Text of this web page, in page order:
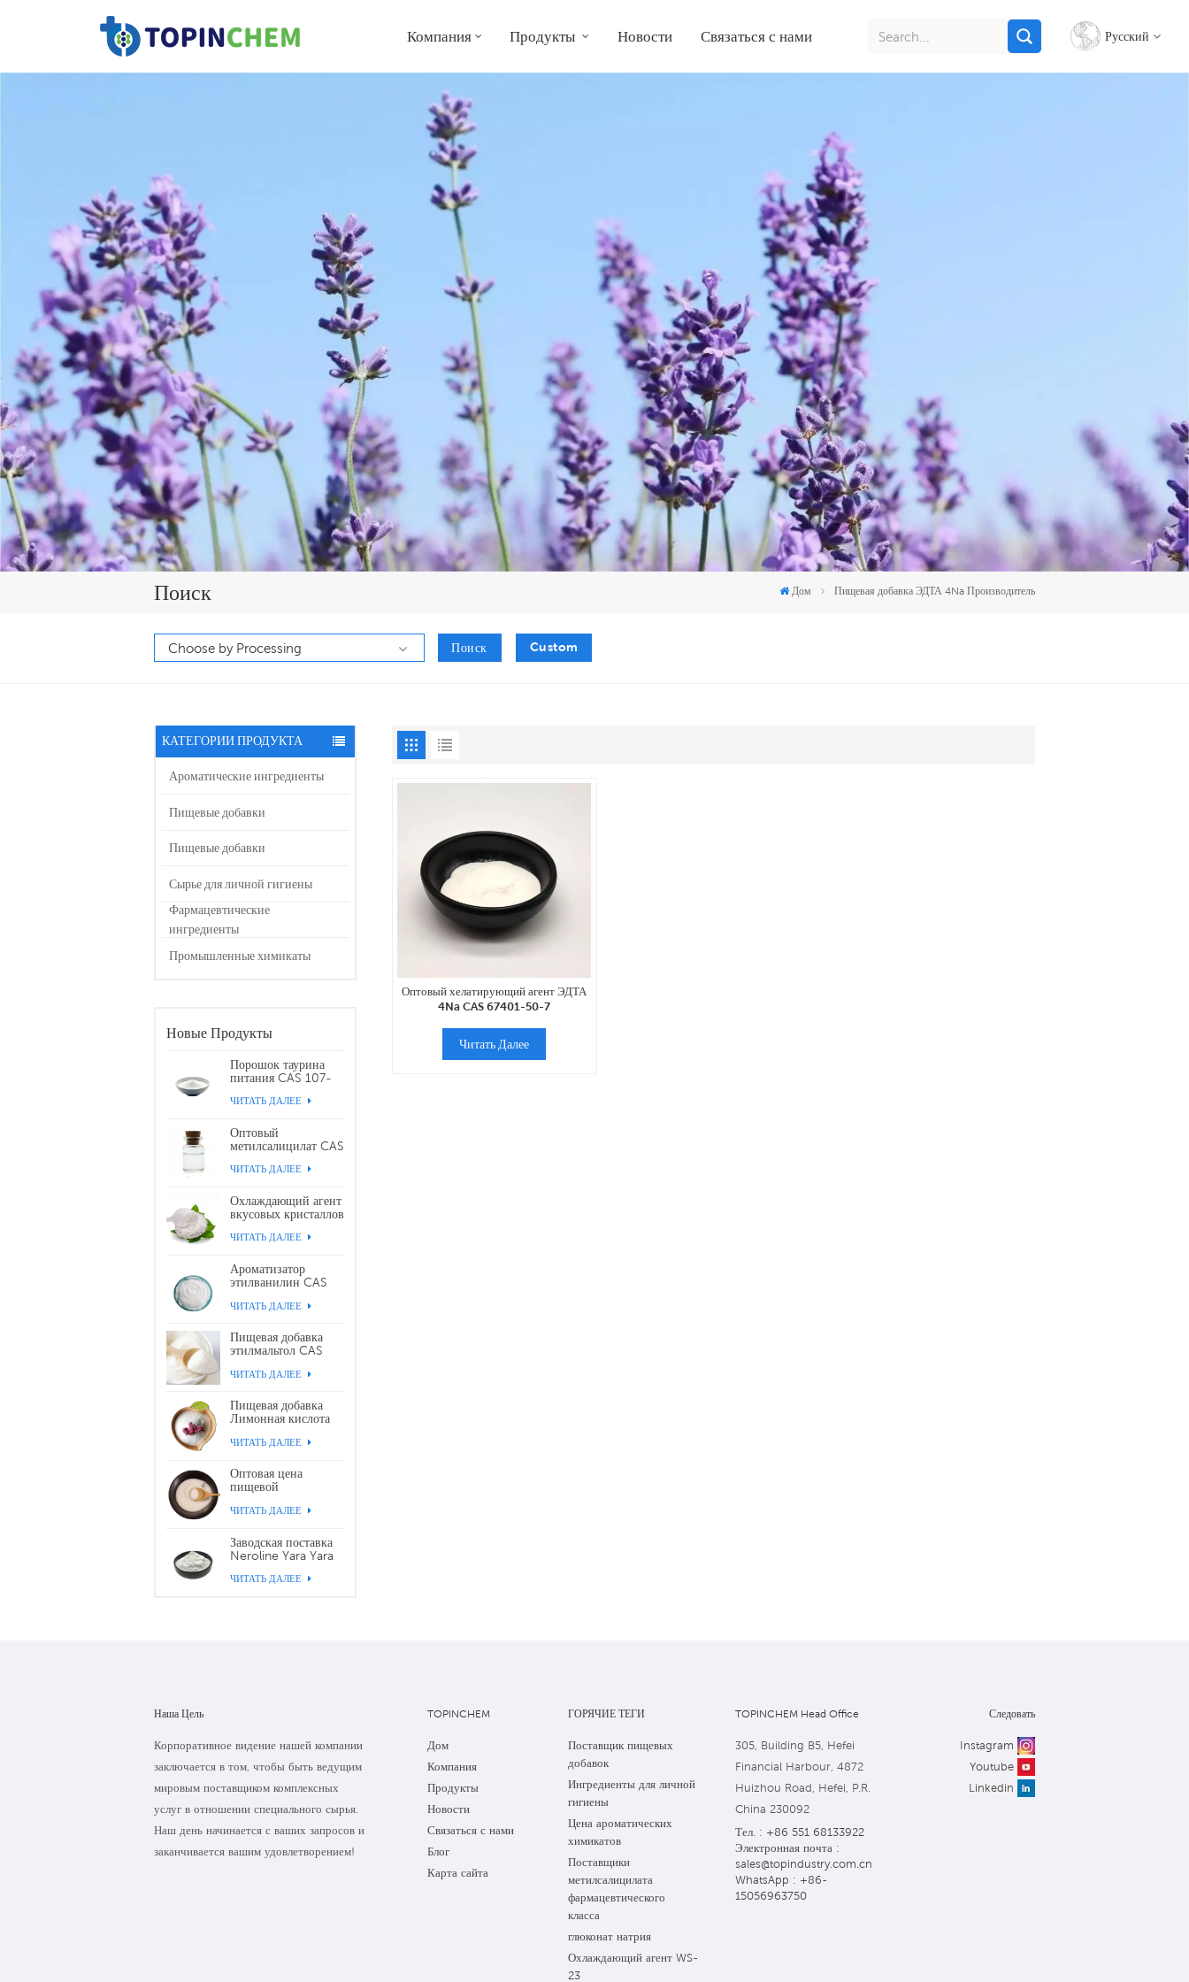
Компания Продукты Новости Связаться с нами Русский
Поиск Дом Пищевая добавка ЭДТА 4Na Производитель
Поиск Custom
КАТЕГОРИИ ПРОДУКТА
Ароматические ингредиенты
Пищевые добавки
Пищевые добавки
Сырье для личной гигиены
Фармацевтические
ингредиенты
Промышленные химикаты
Новые Продукты
Порошок таурина
питания CAS 107-
ЧИТАТЬ ДАЛЕЕ
Оптовый
метилсалицилат CAS
ЧИТАТЬ ДАЛЕЕ
Охлаждающий агент
вкусовых кристаллов
79-0
ЧИТАТЬ ДАЛЕЕ
Ароматизатор
этилванилин CAS
ЧИТАТЬ ДАЛЕЕ
Пищевая добавка
этилмальтол CAS
ЧИТАТЬ ДАЛЕЕ
Пищевая добавка
Лимонная кислота
ЧИТАТЬ ДАЛЕЕ
Оптовая цена
пищевой
сукралоза CAS
ЧИТАТЬ ДАЛЕЕ
Заводская поставка
Neroline Yara Yara
ЧИТАТЬ ДАЛЕЕ
Оптовый хелатирующий агент ЭДТА
4Na CAS 67401-50-7
Читать Далее
Наша Цель
Корпоративное видение нашей компании
заключается в том, чтобы быть ведущим
мировым поставщиком комплексных
услуг в отношении специального сырья.
Наш день начинается с ваших запросов и
заканчивается вашим удовлетворением!
TOPINCHEM
Дом
Компания
Продукты
Новости
Связаться с нами
Блог
Карта сайта
ГОРЯЧИЕ ТЕГИ
Поставщик пищевых
добавок
Ингредиенты для личной
гигиены
Цена ароматических
химикатов
Поставщики
метилсалицилата
фармацевтического
класса
глюконат натрия
Охлаждающий агент WS-
23
TOPINCHEM Head Office
305, Building B5, Hefei
Financial Harbour, 4872
Huizhou Road, Hefei, P.R.
China 230092
Тел. : +86 551 68133922
Электронная почта :
sales@topindustry.com.cn
WhatsApp : +86-
15056963750
Следовать
Instagram
Youtube
Linkedin